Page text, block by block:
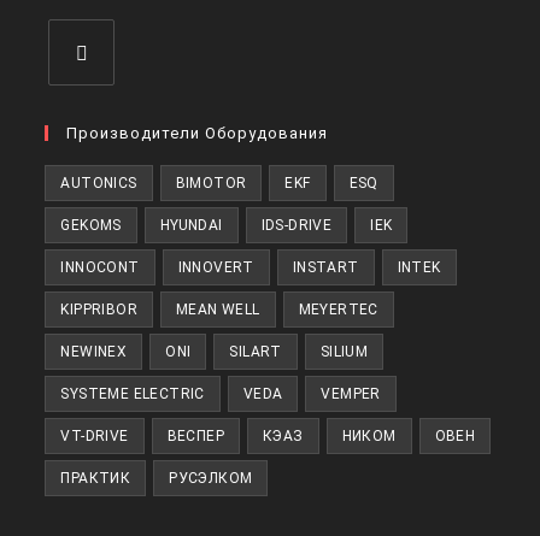
в
вкладке
Производители Оборудования
AUTONICS BIMOTOR EKF ESQ
GEKOMS HYUNDAI IDS-DRIVE IEK
INNOCONT INNOVERT INSTART INTEK
KIPPRIBOR MEAN WELL MEYERTEC
NEWINEX ONI SILART SILIUM
SYSTEME ELECTRIC VEDA VEMPER
VT-DRIVE ВЕСПЕР КЭАЗ НИКОМ ОВЕН
ПРАКТИК РУСЭЛКОМ